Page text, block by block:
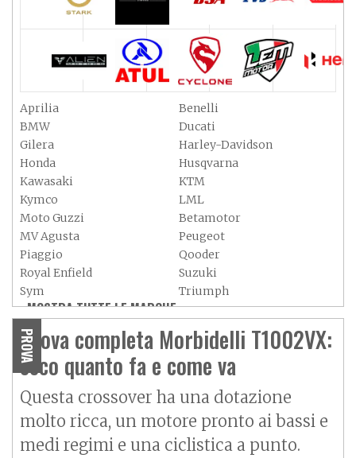
Aprilia
Benelli
BMW
Ducati
Gilera
Harley-Davidson
Honda
Husqvarna
Kawasaki
KTM
Kymco
LML
Moto Guzzi
Betamotor
MV Agusta
Peugeot
Piaggio
Qooder
Royal Enfield
Suzuki
Sym
Triumph
Vespa
Yamaha
Adiva
Adly
Aeon
Aspes
Axy
Baotian
MOSTRA TUTTE LE MARCHE »
PROVA
Prova completa Morbidelli T1002VX:
ecco quanto fa e come va
Questa crossover ha una dotazione
molto ricca, un motore pronto ai bassi e
medi regimi e una ciclistica a punto.